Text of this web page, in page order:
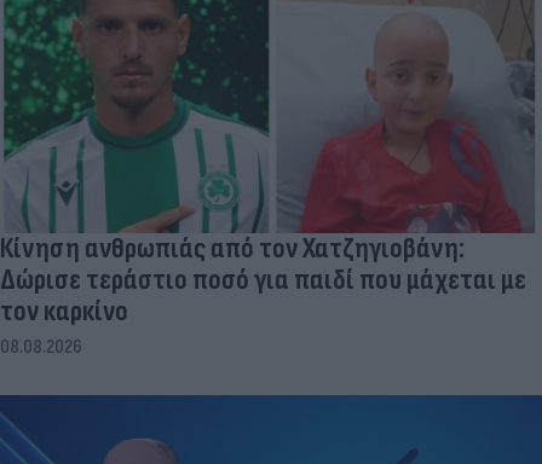
Κίνηση ανθρωπιάς από τον Χατζηγιοβάνη:
Δώρισε τεράστιο ποσό για παιδί που μάχεται με
τον καρκίνο
08.08.2026